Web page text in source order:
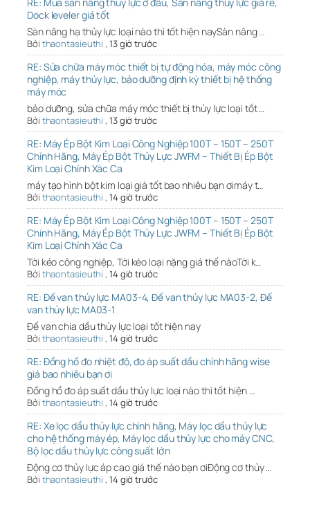
Dock leveler giá tốt
Sàn nâng hạ thủy lực loại nào thì tốt hiện naySàn nâng …
Bởi thaontasieuthi , 13 giờ trước
RE: Sửa chữa máy móc thiết bị tự động hóa, máy móc công
nghiệp, máy thủy lực, bảo dưỡng định kỳ thiết bị hệ thống
máy móc
bảo dưỡng, sửa chữa máy móc thiết bị thủy lực loại tốt …
Bởi thaontasieuthi , 13 giờ trước
RE: Máy Ép Bột Kim Loại Công Nghiệp 100T – 150T – 250T
Chính Hãng, Máy Ép Bột Thủy Lực JWFM – Thiết Bị Ép Bột
Kim Loại Chính Xác Ca
máy tạo hình bột kim loại giá tốt bao nhiêu bạn ơimáy t…
Bởi thaontasieuthi , 14 giờ trước
RE: Máy Ép Bột Kim Loại Công Nghiệp 100T – 150T – 250T
Chính Hãng, Máy Ép Bột Thủy Lực JWFM – Thiết Bị Ép Bột
Kim Loại Chính Xác Ca
Tời kéo công nghiệp, Tới kéo loại nặng giá thế nàoTời k…
Bởi thaontasieuthi , 14 giờ trước
RE: Đế van thủy lực MA03-4, Đế van thủy lực MA03-2, Đế
van thủy lực MA03-1
Đế van chia dầu thủy lực loại tốt hiện nay
Bởi thaontasieuthi , 14 giờ trước
RE: Đồng hồ đo nhiệt độ, đo áp suất dầu chính hãng wise
giá bao nhiêu bạn ơi
Đồng hồ đo áp suất dầu thủy lực loại nào thì tốt hiện …
Bởi thaontasieuthi , 14 giờ trước
RE: Xe lọc dầu thủy lực chính hãng, Máy lọc dầu thủy lực
cho hệ thống máy ép, Máy lọc dầu thủy lực cho máy CNC,
Bộ lọc dầu thủy lực công suất lớn
Động cơ thủy lực áp cao giá thế nào bạn ơiĐộng cơ thủy …
Bởi thaontasieuthi , 14 giờ trước